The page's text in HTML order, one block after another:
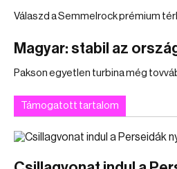
Válaszd a Semmelrock prémium
Magyar: stabil az
Pakson egyetlen turbina még
Támogatott tartalom